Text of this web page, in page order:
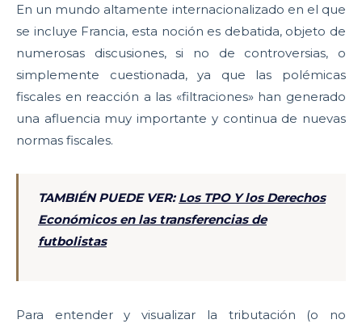
En un mundo altamente internacionalizado en el que
se incluye Francia, esta noción es debatida, objeto de
numerosas discusiones, si no de controversias, o
simplemente cuestionada, ya que las polémicas
fiscales en reacción a las «filtraciones» han generado
una afluencia muy importante y continua de nuevas
normas fiscales.
TAMBIÉN PUEDE VER: Los TPO Y los Derechos
Económicos en las transferencias de
futbolistas
Para entender y visualizar la tributación (o no